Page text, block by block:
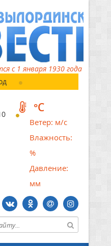
с 1 января 1930 года
°C
Ветер: м/с
Влажность:
%
Давление:
мм